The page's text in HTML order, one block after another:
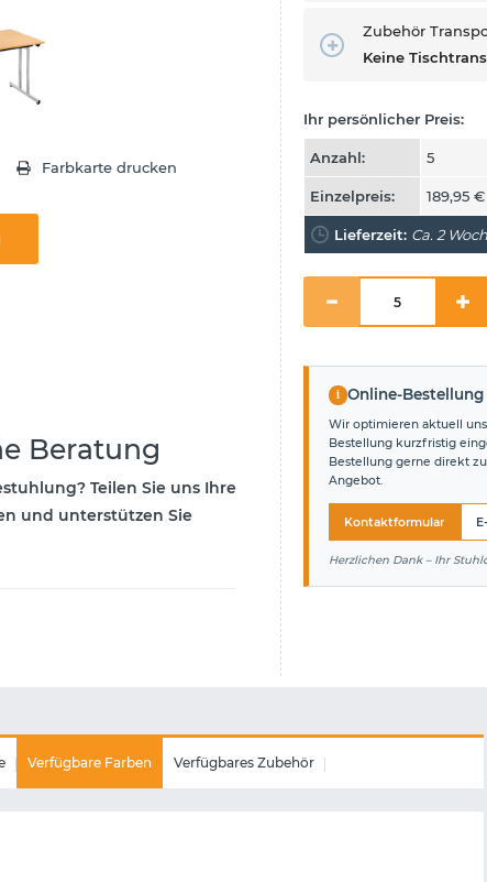
Farbkarte drucken
Beratung
Teilen Sie uns Ihre
und unterstützen Sie
Zubehör
Keine
Ihr persönlicher Preis:
Anzahl: 5
Einzelpreis: 189,95 €
Lieferzeit: Ca. 2
i Online-
Wir optimieren aktuell
Bestellung kurzfristig
Bestellung gerne direkt
Angebot.
Kontaktformular
Herzlichen Dank – Ihr
Verfügbare Farben Verfügbares Zubehör